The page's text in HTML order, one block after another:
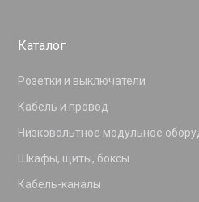
Каталог
Розетки и выключатели
Кабель и провод
Низковольтное модульное
Шкафы, щиты, боксы
Кабель-каналы